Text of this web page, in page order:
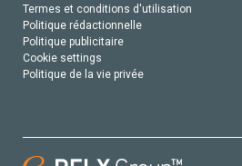
Termes et conditions d'utilisation
Politique rédactionnelle
Politique publicitaire
Cookie settings
Politique de la vie privée